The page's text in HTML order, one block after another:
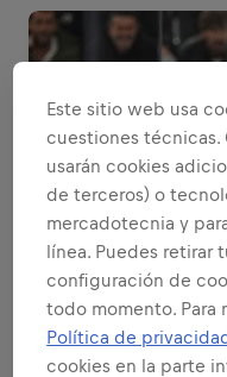
Este sitio web usa
cuestiones técnicas.
usarán cookies
de terceros) o
mercadotecnia y
línea. Puedes retirar
configuración de
todo momento. Para
Política de
cookies en la parte